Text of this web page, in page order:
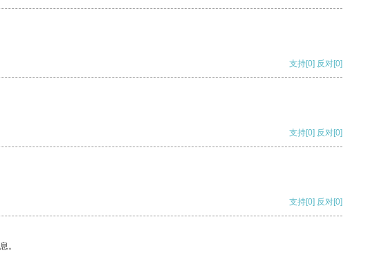
支持[0] 反对[0]
支持[0] 反对[0]
支持[0] 反对[0]
。